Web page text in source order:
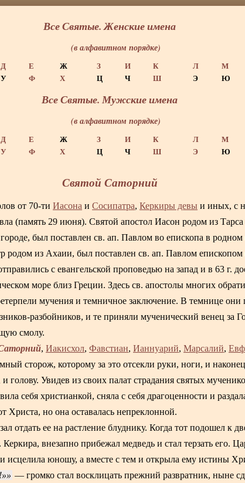
Все Святые. Женские имена
(в алфавитном порядке)
Д Е Ж З И К Л М
У Ф Х Ц Ч Ш Э Ю
Все Святые. Мужские имена
(в алфавитном порядке)
Д Е Ж З И К Л М
У Ф Х Ц Ч Ш Э Ю
Святой Саторний
от 70-тиИасона иСосипатра,Керкиры девы и иных, с
(память 29 июня). Святой апостол Иасон родом из
был поставлен св. ап. Павлом во епископа в родном
родом из Ахаии, был поставлен св. ап. Павлом
с евангельской проповедью на запад и в 63 г.
море близ Греции. Здесь св. апостолы многих
мучения и темничное заключение. В темнице они
разбойников, и те приняли мученический венец за
смолу.
,Иакисхол,Фавстиан,Ианнуарий,Марсалий,
сторож, которому за это отсекли руки, ноги, и
и голову. Увидев из своих палат страдания святых
себя христианкой, сняла с себя драгоценности и
Христа, но она оставалась непреклонной.
отдать ее на растление блуднику. Когда тот подошел к
внезапно прибежал медведь и стал терзать его.
исцелила юношу, а вместе с тем и открыла ему истины
— громко стал восклицать прежний развратник, ныне